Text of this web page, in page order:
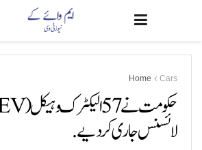
Home Cars
لائسنس جاری کر دیے.